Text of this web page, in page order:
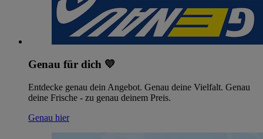
Genau für dich 💛
Entdecke genau dein Angebot. Genau deine Vielfalt. Genau
deine Frische - zu genau deinem Preis.
Genau hier